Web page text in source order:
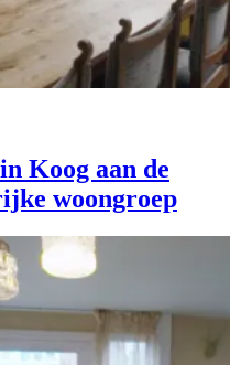
Koog aan de
woongroep